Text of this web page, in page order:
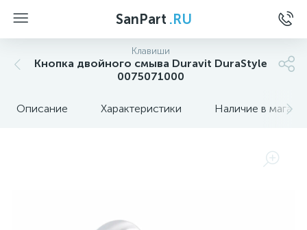
SanPart .RU
Клавиши
Кнопка двойного смыва Duravit DuraStyle
0075071000
Описание Характеристики Наличие в